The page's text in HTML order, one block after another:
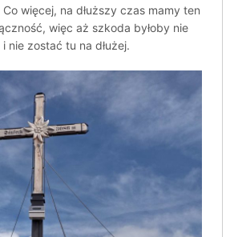
więcej, na dłuższy czas mamy ten
więc aż szkoda byłoby nie
nie zostać tu na dłużej.